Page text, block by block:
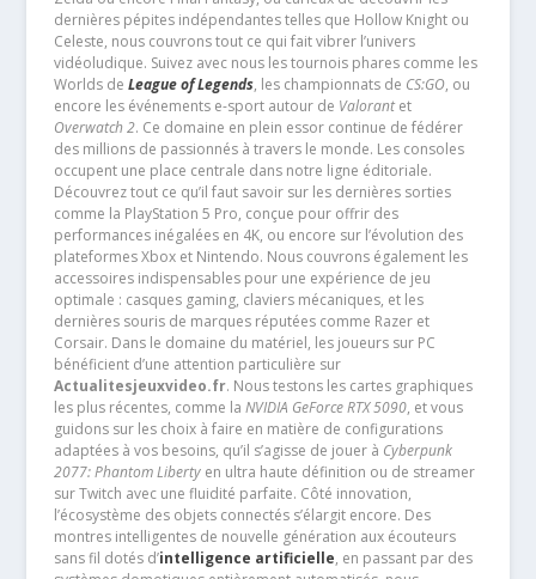
dernières pépites indépendantes telles que Hollow Knight ou
Celeste, nous couvrons tout ce qui fait vibrer l’univers
vidéoludique. Suivez avec nous les tournois phares comme les
Worlds de League of Legends, les championnats de CS:GO, ou
encore les événements e-sport autour de Valorantet
Overwatch 2. Ce domaine en plein essor continue de fédérer
des millions de passionnés à travers le monde. Les consoles
occupent une place centrale dans notre ligne éditoriale.
Découvrez tout ce qu’il faut savoir sur les dernières sorties
comme la PlayStation 5 Pro, conçue pour offrir des
performances inégalées en 4K, ou encore sur l’évolution des
plateformes Xbox et Nintendo. Nous couvrons également les
accessoires indispensables pour une expérience de jeu
optimale : casques gaming, claviers mécaniques, et les
dernières souris de marques réputées comme Razer et
Corsair. Dans le domaine du matériel, les joueurs sur PC
bénéficient d’une attention particulière sur
Actualitesjeuxvideo.fr. Nous testons les cartes graphiques
les plus récentes, comme la NVIDIA GeForce RTX 5090, et vous
guidons sur les choix à faire en matière de configurations
adaptées à vos besoins, qu’il s’agisse de jouer à Cyberpunk
2077: Phantom Libertyen ultra haute définition ou de streamer
sur Twitch avec une fluidité parfaite. Côté innovation,
l’écosystème des objets connectés s’élargit encore. Des
montres intelligentes de nouvelle génération aux écouteurs
sans fil dotés d’intelligence artificielle, en passant par des